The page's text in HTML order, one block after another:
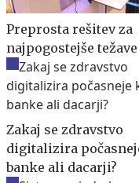
Preprosta rešitev za
najpogostejše težave
Zakaj se zdravstvo
digitalizira
banke ali dacarji?